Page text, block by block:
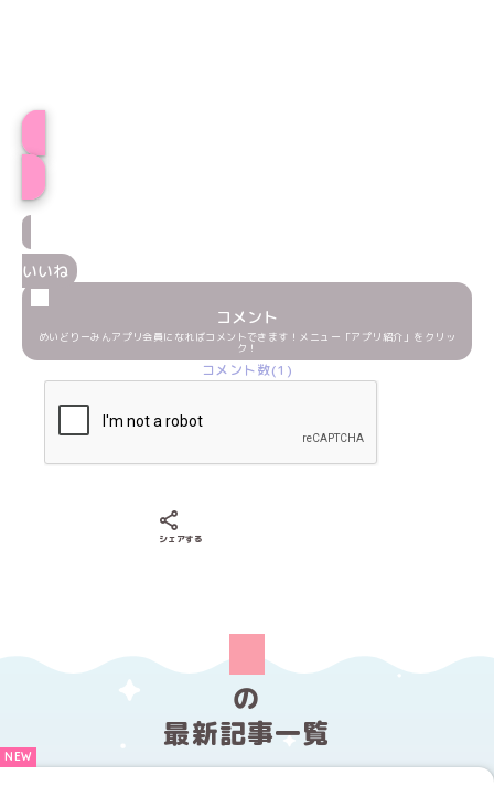
いいね
コメント
めいどりーみんアプリ会員になればコメントできます！メニュー「アプリ紹介」をクリッ
ク！
コメント数(1)
シェアする
の
最新記事一覧